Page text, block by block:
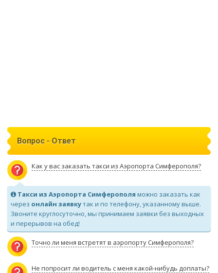
Вопрос - Ответ
Как у вас заказать такси из Аэропорта Симферополя?
Такси из Аэропорта Симферополя можно заказать как
через онлайн заявкутак и по телефону, указанному выше.
Звоните круглосуточно, мы принимаем заявки без выходных
и перерывов на обед!
Точно ли меня встретят в аэропорту Симферополя?
Не попросит ли водитель с меня какой-нибудь доплаты?